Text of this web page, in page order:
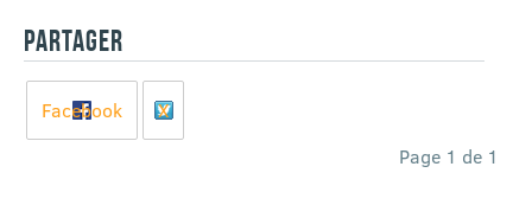
PARTAGER
Facebook
X
Page 1 de 1